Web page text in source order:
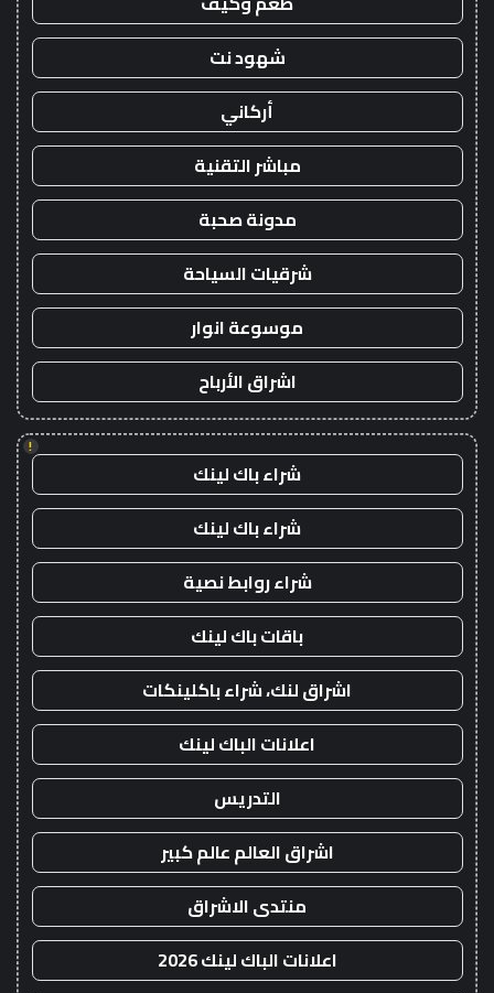
شهود نت
أركاني
مباشر التقنية
مدونة صحبة
شرقيات السياحة
موسوعة انوار
اشراق الأرباح
!
شراء باك لينك
شراء باك لينك
شراء روابط نصية
باقات باك لينك
اشراق لنك، شراء باكلينكات
اعلانات الباك لينك
التدريس
اشراق العالم عالم كبير
منتدى الاشراق
اعلانات الباك لينك 2026